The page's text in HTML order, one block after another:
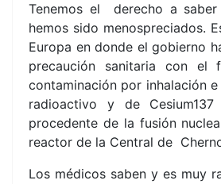
Tenemos el derecho a
hemos sido menospreciados.
Europa en donde el gobierno
precaución sanitaria con el
contaminación por inhalación
radioactivo y de
procedente de la fusión
reactor de la Central de
Los médicos saben y es muy